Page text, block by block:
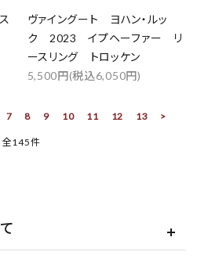
ヴァイングート ヨハン・ルッ
ク 2023 イプヘーファー リ
ースリング トロッケン
5,500円(税込6,050円)
7 8 9 10 11 12 13 >
全145件